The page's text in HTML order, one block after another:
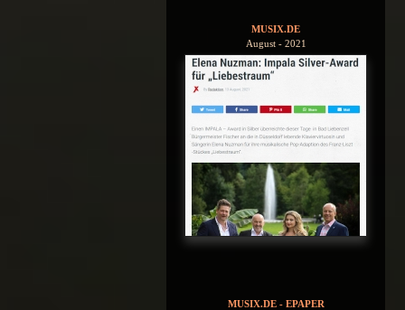
MUSIX.DE
August - 2021
MUSIX.DE - EPAPER